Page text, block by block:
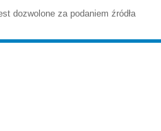
dozwolone za podaniem źródła